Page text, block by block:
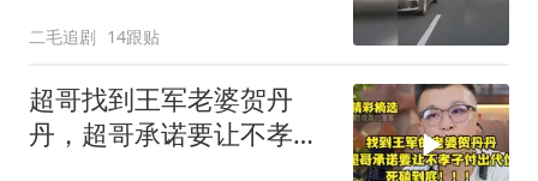
二毛追剧 14跟贴
超哥找到王军老婆贺丹
丹，超哥承诺要让不孝子